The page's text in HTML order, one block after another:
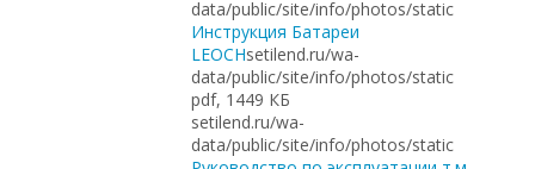
data/public/site/info/photos/static
Инструкция Батареи
LEOCHsetilend.ru/wa-
data/public/site/info/photos/static
pdf, 1449 КБ
setilend.ru/wa-
data/public/site/info/photos/static